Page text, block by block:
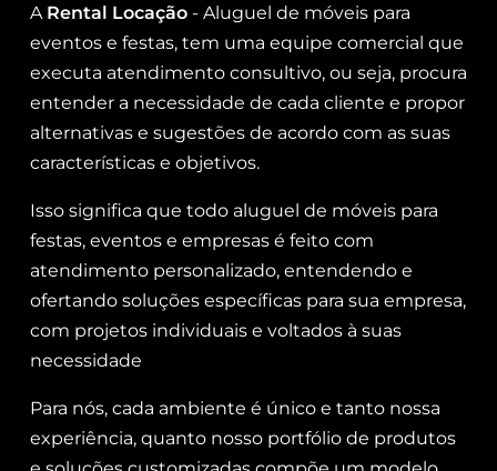
A Rental Locação - Aluguel de móveis para
eventos e festas, tem uma equipe comercial que
executa atendimento consultivo, ou seja, procura
entender a necessidade de cada cliente e propor
alternativas e sugestões de acordo com as suas
características e objetivos.
Isso significa que todo aluguel de móveis para
festas, eventos e empresas é feito com
atendimento personalizado, entendendo e
ofertando soluções específicas para sua empresa,
com projetos individuais e voltados à suas
necessidade
Para nós, cada ambiente é único e tanto nossa
experiência, quanto nosso portfólio de produtos